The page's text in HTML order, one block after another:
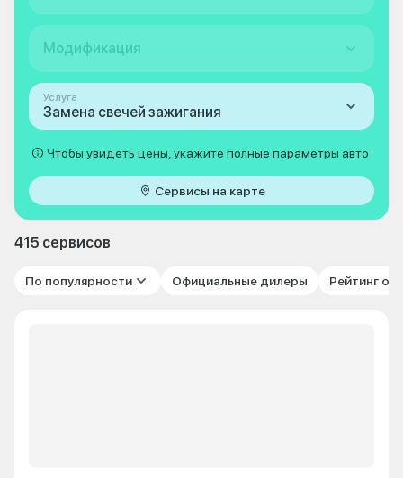
Модификация
Услуга
Замена свечей зажигания
Чтобы увидеть цены, укажите полные параметры авто
Сервисы на карте
415 сервисов
По популярности Официальные дилеры Рейтинг